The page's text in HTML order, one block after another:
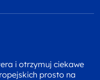
i otrzymuj ciekawe
prosto na